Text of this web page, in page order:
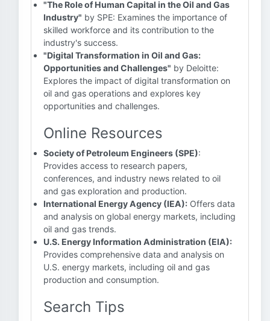
"The Role of Human Capital in the Oil and Gas
Industry" by SPE: Examines the importance of
skilled workforce and its contribution to the
industry's success.
"Digital Transformation in Oil and Gas:
Opportunities and Challenges" by Deloitte:
Explores the impact of digital transformation on
oil and gas operations and explores key
opportunities and challenges.
Online Resources
Society of Petroleum Engineers (SPE):
Provides access to research papers,
conferences, and industry news related to oil
and gas exploration and production.
International Energy Agency (IEA): Offers data
and analysis on global energy markets, including
oil and gas trends.
U.S. Energy Information Administration (EIA):
Provides comprehensive data and analysis on
U.S. energy markets, including oil and gas
production and consumption.
Search Tips